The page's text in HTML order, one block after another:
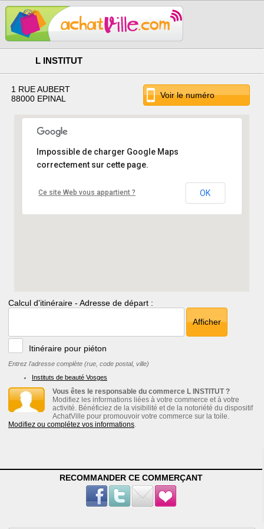
L INSTITUT
1 RUE AUBERT
88000 EPINAL
Voir le numéro
Impossible de charger Google Maps
correctement sur cette page.
Ce site Web vous appartient ? OK
Calcul d'itinéraire - Adresse de départ :
Afficher
Itinéraire pour piéton
Entrez l'adresse complète (rue, code postal, ville)
Instituts de beauté Vosges
Vous êtes le responsable du commerce L INSTITUT ?
Modifiez les informations liées à votre commerce et à votre
activité. Bénéficiez de la visibilité et de la notoriété du dispositif
AchatVille pour promouvoir votre commerce sur la toile.
Modifiez ou complétez vos informations.
RECOMMANDER CE COMMERÇANT